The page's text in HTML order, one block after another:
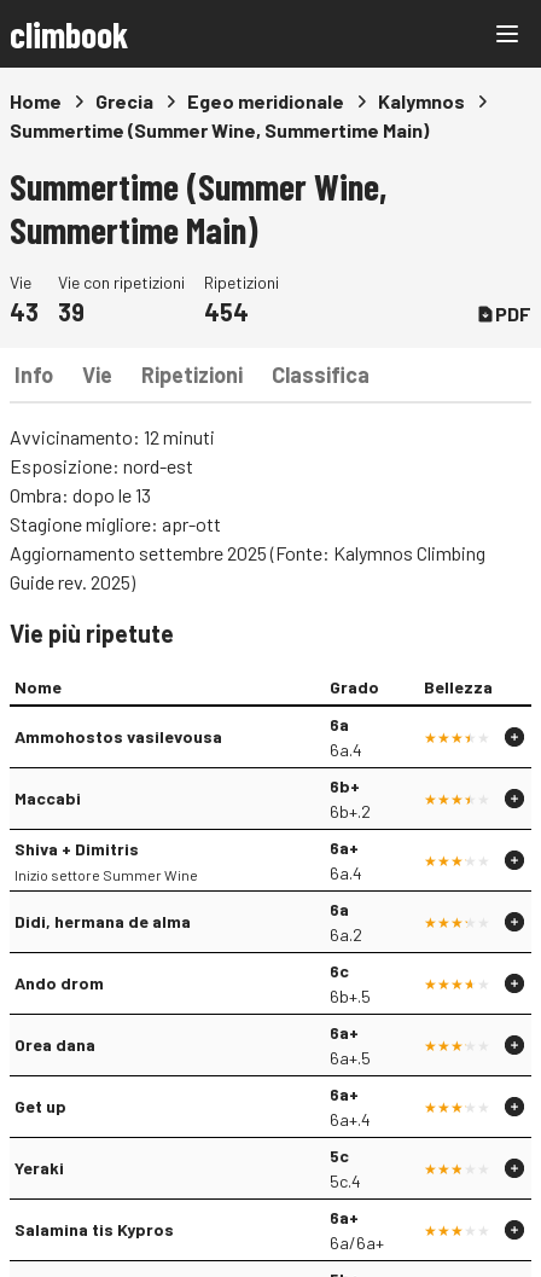
climbook
Home Grecia Egeo meridionale
Kalymnos
Summertime (Summer Wine, Summertime Main)
Summertime (Summer Wine,
Summertime Main)
Vie
43
Vie con ripetizioni
39
Ripetizioni
454 PDF
Info Vie Ripetizioni Classifica
Avvicinamento: 12 minuti
Esposizione: nord-est
Ombra: dopo le 13
Stagione migliore: apr-ott
Aggiornamento settembre 2025 (Fonte: Kalymnos Climbing
Guide rev. 2025)
Vie più ripetute
Nome Grado Bellezza
Ammohostos vasilevousa
6a
6a.4
Maccabi
6b+
6b+.2
Shiva + Dimitris
Inizio settore Summer Wine
6a+
6a.4
Didi, hermana de alma
6a
6a.2
Ando drom
6c
6b+.5
Orea dana
6a+
6a+.5
Get up
6a+
6a+.4
Yeraki
5c
5c.4
Salamina tis Kypros
6a+
6a/6a+